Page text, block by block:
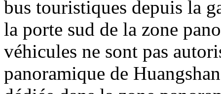
bus touristiques depuis la
la porte sud de la zone
véhicules ne sont pas
panoramique de